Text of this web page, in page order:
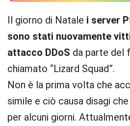
Il giorno di Natale i server
sono stati nuovamente
attacco DDoS da parte del
chiamato “Lizard Squad”.
Non è la prima volta che
simile e ciò causa disagi
per alcuni giorni.